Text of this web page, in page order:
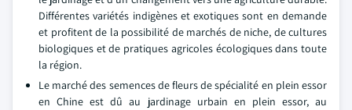
Différentes variétés indigènes et exotiques sont en demande
et profitent de la possibilité de marchés de niche, de cultures
biologiques et de pratiques agricoles écologiques dans toute
la région.
Le marché des semences de fleurs de spécialité en plein essor
en Chine est dû au jardinage urbain en plein essor, au